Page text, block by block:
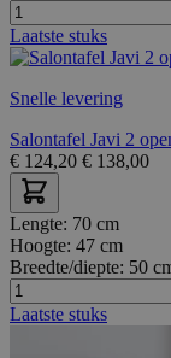
Laatste stuks
Snelle levering
Salontafel Javi 2
€ 124,20 € 138,00
Lengte: 70 cm
Hoogte: 47 cm
Breedte/diepte: 50
Laatste stuks